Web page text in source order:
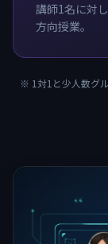
講師1名に対
方向授業。
※ 1対1と少人数グ